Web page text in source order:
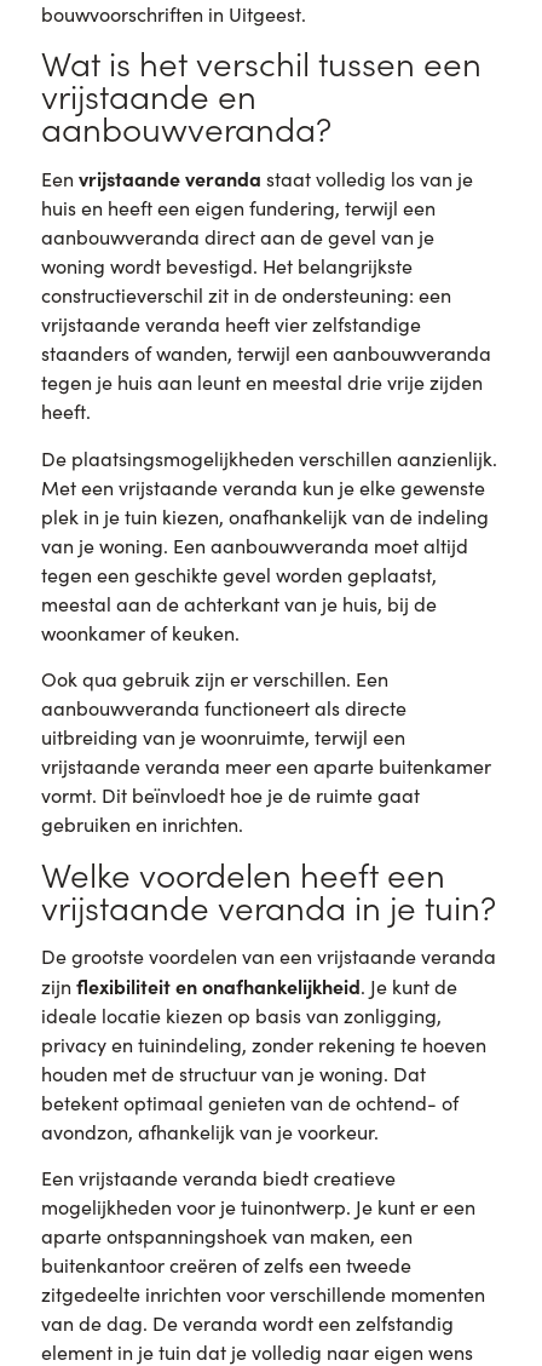
bouwvoorschriften in Uitgeest.
Wat is het verschil tussen een
vrijstaande en
aanbouwveranda?
Een vrijstaande veranda staat volledig los van je
huis en heeft een eigen fundering, terwijl een
aanbouwveranda direct aan de gevel van je
woning wordt bevestigd. Het belangrijkste
constructieverschil zit in de ondersteuning: een
vrijstaande veranda heeft vier zelfstandige
staanders of wanden, terwijl een aanbouwveranda
tegen je huis aan leunt en meestal drie vrije zijden
heeft.
De plaatsingsmogelijkheden verschillen aanzienlijk.
Met een vrijstaande veranda kun je elke gewenste
plek in je tuin kiezen, onafhankelijk van de indeling
van je woning. Een aanbouwveranda moet altijd
tegen een geschikte gevel worden geplaatst,
meestal aan de achterkant van je huis, bij de
woonkamer of keuken.
Ook qua gebruik zijn er verschillen. Een
aanbouwveranda functioneert als directe
uitbreiding van je woonruimte, terwijl een
vrijstaande veranda meer een aparte buitenkamer
vormt. Dit beïnvloedt hoe je de ruimte gaat
gebruiken en inrichten.
Welke voordelen heeft een
vrijstaande veranda in je tuin?
De grootste voordelen van een vrijstaande veranda
zijn flexibiliteit en onafhankelijkheid. Je kunt de
ideale locatie kiezen op basis van zonligging,
privacy en tuinindeling, zonder rekening te hoeven
houden met de structuur van je woning. Dat
betekent optimaal genieten van de ochtend- of
avondzon, afhankelijk van je voorkeur.
Een vrijstaande veranda biedt creatieve
mogelijkheden voor je tuinontwerp. Je kunt er een
aparte ontspanningshoek van maken, een
buitenkantoor creëren of zelfs een tweede
zitgedeelte inrichten voor verschillende momenten
van de dag. De veranda wordt een zelfstandig
element in je tuin dat je volledig naar eigen wens